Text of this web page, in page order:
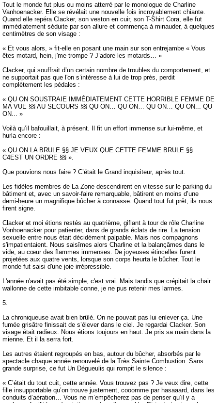
Tout le monde fut plus ou moins atterré par le monologue de Charline
Vanhoenacker. Elle se révélait une nouvelle fois incroyablement chiante.
Quand elle repéra Clacker, son veston en cuir, son T-Shirt Cora, elle fut
immédiatement séduite par son allure et commença à minauder, à quelques
centimètres de son visage :
« Et vous alors, » fit-elle en posant une main sur son entrejambe « Vous
êtes motard, hein, j'me trompe ? J’adore les motards… »
Clacker, qui souffrait d’un certain nombre de troubles du comportement, et
ne supportait pas que l'on s’intéresse à lui de trop près, perdit
complètement les pédales :
« QU ON SOUSTRAIE IMMÉDIATEMENT CETTE HORRIBLE FEMME DE
MA VUE §§ AU SECOURS §§ QU ON… QU ON… QU ON… QU ON... QU
ON... »
Voilà qu’il bafouillait, à présent. Il fit un effort immense sur lui-même, et
hurla encore :
« QU ON LA BRULE §§ JE VEUX QUE CETTE FEMME BRULE §§
C4EST UN ORDRE §§ ».
Que pouvions nous faire ? C’était le Grand inquisiteur, après tout.
Les fidèles membres de La Zone descendirent en vitesse sur le parking du
bâtiment et, avec un savoir-faire remarquable, bâtirent en moins d’une
demi-heure un magnifique bûcher à connasse. Quand tout fut prêt, ils nous
firent signe.
Clacker et moi étions restés au quatrième, giflant à tour de rôle Charline
Vonhoenacker pour patienter, dans de grands éclats de rire. La tension
sexuelle entre nous était décidément palpable. Mais nos compagnons
s'impatientaient. Nous saisîmes alors Charline et la balançâmes dans le
vide, au cœur des flammes immenses. De joyeuses étincelles furent
projetées aux quatre vents, lorsque son corps heurta le bûcher. Tout le
monde fut saisi d'une joie irrépressible.
L'année n'avait pas été simple, c'est vrai. Mais tandis que crépitait la chair
wallonne de cette imbitable conne, je ne pus retenir mes larmes.
5.
La chroniqueuse avait bien brûlé. On ne pouvait pas lui enlever ça. Une
fumée grisâtre finissait de s’élever dans le ciel. Je regardai Clacker. Son
visage était radieux. Nous étions toujours en haut. Je pris sa main dans la
mienne. Et il la serra fort.
Les autres étaient regroupés en bas, autour du bûcher, absorbés par le
spectacle chaque année renouvelé de la Très Sainte Combustion. Sans
grande surprise, ce fut Un Dégueulis qui rompit le silence :
« C’était du tout cuit, cette année. Vous trouvez pas ? Je veux dire, cette
fille insupportable qu’on trouve justement, cooomme par hasaaard, dans les
conduits d’aération… Vous ne m’empêcherez pas de penser qu’il y a